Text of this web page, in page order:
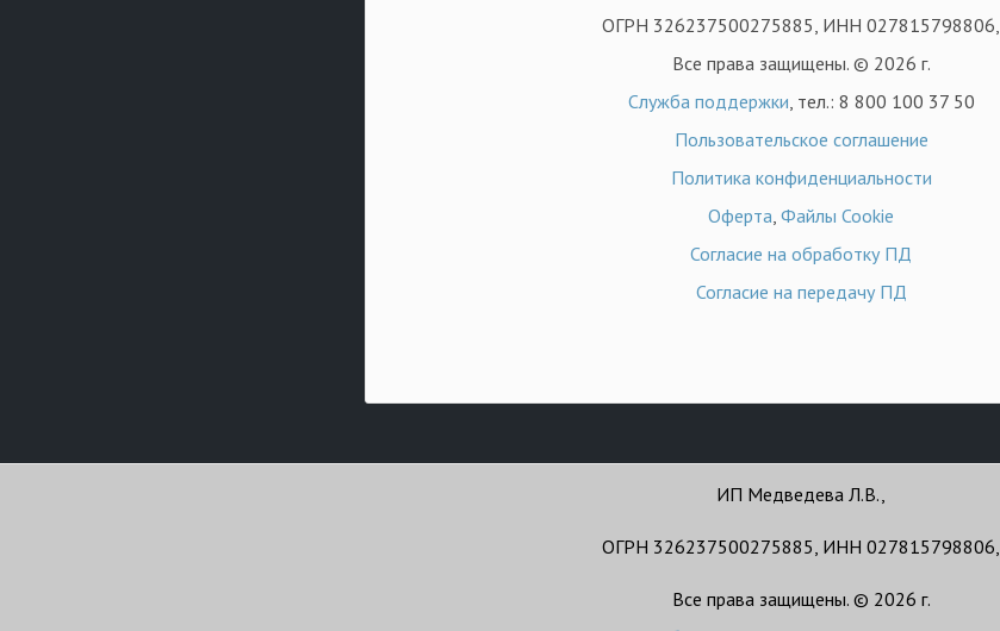
ОГРН 326237500275885, ИНН 027815798806,
Все права защищены. © 2026 г.
Служба поддержки, тел.: 8 800 100 37 50
Пользовательское соглашение
Политика конфиденциальности
Оферта, Файлы Cookie
Согласие на обработку ПД
Согласие на передачу ПД
ИП Медведева Л.В.,
ОГРН 326237500275885, ИНН 027815798806,
Все права защищены. © 2026 г.